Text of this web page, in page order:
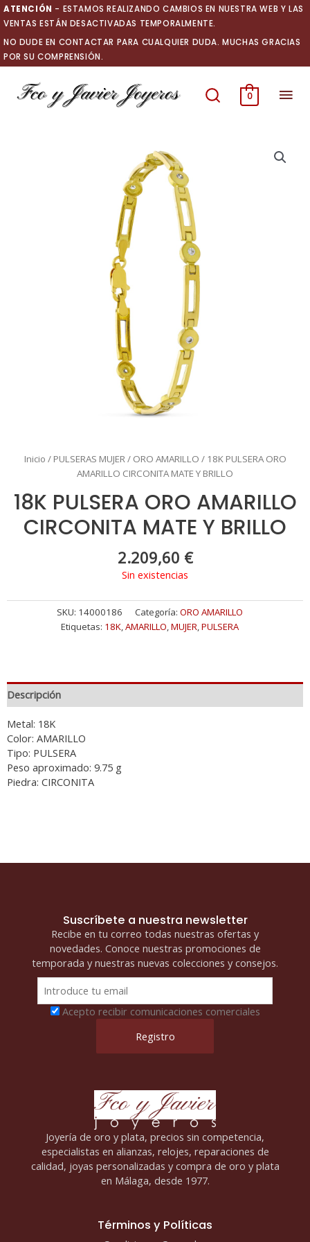
Ir
al
contenido
ATENCIÓN - ESTAMOS REALIZANDO CAMBIOS EN NUESTRA WEB Y LAS
VENTAS ESTÁN DESACTIVADAS TEMPORALMENTE.
NO DUDE EN CONTACTAR PARA CUALQUIER DUDA. MUCHAS GRACIAS
POR SU COMPRENSIÓN.
0
Inicio / PULSERAS MUJER / ORO AMARILLO / 18K PULSERA ORO
AMARILLO CIRCONITA MATE Y BRILLO
18K PULSERA ORO AMARILLO
CIRCONITA MATE Y BRILLO
2.209,60 €
Sin existencias
SKU: 14000186 Categoría: ORO AMARILLO
Etiquetas: 18K,AMARILLO,MUJER,PULSERA
Descripción
Metal: 18K
Color: AMARILLO
Tipo: PULSERA
Peso aproximado: 9.75 g
Piedra: CIRCONITA
Suscríbete a nuestra newsletter
Recibe en tu correo todas nuestras ofertas y
novedades. Conoce nuestras promociones de
temporada y nuestras nuevas colecciones y consejos.
Acepto recibir comunicaciones comerciales
Joyería de oro y plata, precios sin competencia,
especialistas en alianzas, relojes, reparaciones de
calidad, joyas personalizadas y compra de oro y plata
en Málaga, desde 1977.
Términos y Políticas